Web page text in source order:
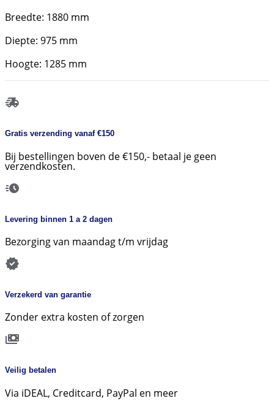
Breedte: 1880 mm
Diepte: 975 mm
Hoogte: 1285 mm
Gratis verzending vanaf €150
Bij bestellingen boven de €150,- betaal je geen
verzendkosten.
Levering binnen 1 a 2 dagen
Bezorging van maandag t/m vrijdag
Verzekerd van garantie
Zonder extra kosten of zorgen
Veilig betalen
Via iDEAL, Creditcard, PayPal en meer